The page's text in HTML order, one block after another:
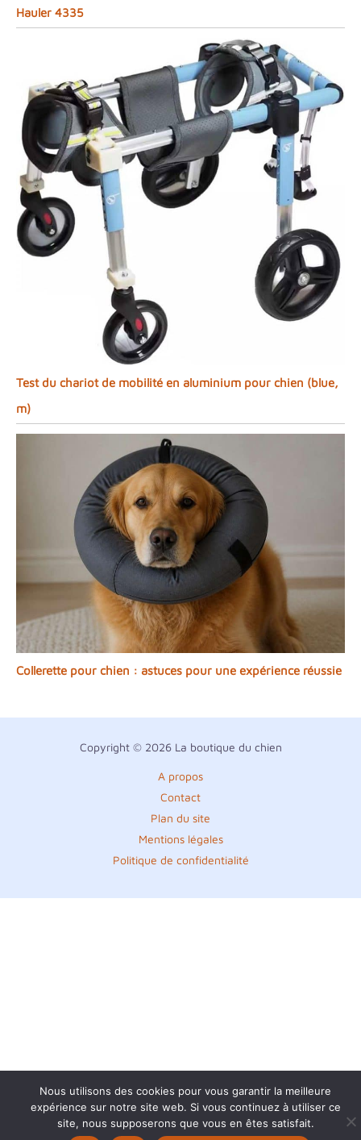
Hauler 4335
Test du chariot de mobilité en aluminium pour chien (blue,
m)
Collerette pour chien : astuces pour une expérience réussie
Copyright © 2026 La boutique du chien
A propos
Contact
Plan du site
Mentions légales
Politique de confidentialité
Nous utilisons des cookies pour vous garantir la meilleure
expérience sur notre site web. Si vous continuez à utiliser ce
site, nous supposerons que vous en êtes satisfait.